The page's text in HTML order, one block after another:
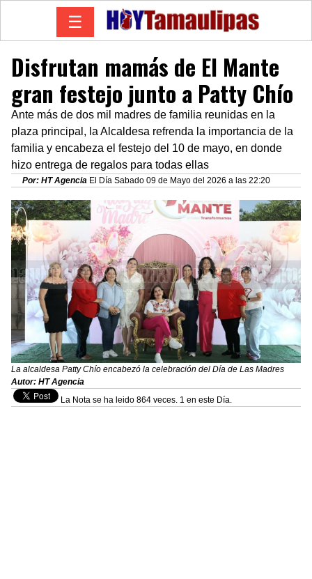
☰
Disfrutan mamás de El Mante
gran festejo junto a Patty Chío
Ante más de dos mil madres de familia reunidas en la
plaza principal, la Alcaldesa refrenda la importancia de la
familia y encabeza el festejo del 10 de mayo, en donde
hizo entrega de regalos para todas ellas
Por: HT Agencia El Día Sabado 09 de Mayo del 2026 a las 22:20
La alcaldesa Patty Chío encabezó la celebración del Día de Las Madres
Autor: HT Agencia
La Nota se ha leido 864 veces. 1 en este Día.